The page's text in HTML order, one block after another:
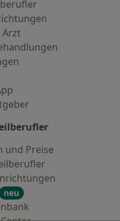
Arzt
und Preise
neu